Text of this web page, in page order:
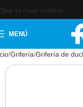
Skip to main content
MENÚ
Grifería Grifería de